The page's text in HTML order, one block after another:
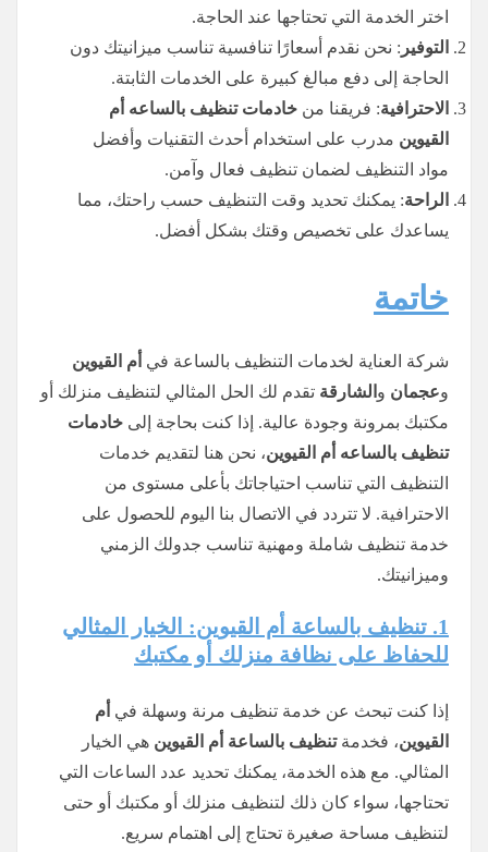
اختر الخدمة التي تحتاجها عند الحاجة.
التوفير : نحن نقدم أسعارًا تنافسية تناسب ميزانيتك دون
الحاجة إلى دفع مبالغ كبيرة على الخدمات الثابتة.
الاحترافية: فريقنا من خادمات تنظيف بالساعه أم
القيوين مدرب على استخدام أحدث التقنيات وأفضل
مواد التنظيف لضمان تنظيف فعال وآمن.
الراحة: يمكنك تحديد وقت التنظيف حسب راحتك، مما
يساعدك على تخصيص وقتك بشكل أفضل.
خاتمة
شركة العناية لخدمات التنظيف بالساعة في أم القيوين
وعجمان و الشارقة تقدم لك الحل المثالي لتنظيف منزلك أو
مكتبك بمرونة وجودة عالية. إذا كنت بحاجة إلى خادمات
تنظيف بالساعه أم القيوين، نحن هنا لتقديم خدمات
التنظيف التي تناسب احتياجاتك بأعلى مستوى من
الاحترافية. لا تتردد في الاتصال بنا اليوم للحصول على
خدمة تنظيف شاملة ومهنية تناسب جدولك الزمني
وميزانيتك.
1. تنظيف بالساعة أم القيوين: الخيار المثالي
للحفاظ على نظافة منزلك أو مكتبك
إذا كنت تبحث عن خدمة تنظيف مرنة وسهلة في أم
القيوين، فخدمةتنظيف بالساعة أم القيوين هي الخيار
المثالي. مع هذه الخدمة، يمكنك تحديد عدد الساعات التي
تحتاجها، سواء كان ذلك لتنظيف منزلك أو مكتبك أو حتى
لتنظيف مساحة صغيرة تحتاج إلى اهتمام سريع.